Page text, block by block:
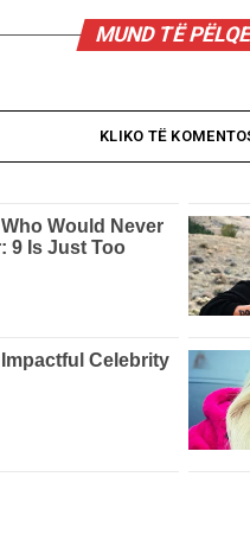
MUND TË
KLIKO TË